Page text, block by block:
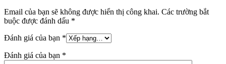
Email của bạn sẽ không được hiển thị công khai. Các trường bắt
buộc được đánh dấu *
Đánh giá của bạn *
Đánh giá của bạn *